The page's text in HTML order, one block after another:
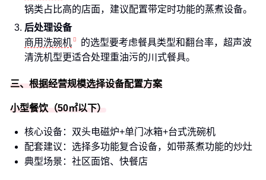
锅类占比高的店面，建议配置带定时功能的蒸煮设备。
后处理设备
商用洗碗机
的选型要考虑餐具类型和翻台率，超声波
清洗机型更适合处理重油污的川式餐具。
三、根据经营规模选择设备配置方案
小型餐饮（50㎡以下）
核心设备：双头电磁炉+单门冰箱+台式洗碗机
配套建议：选择多功能复合设备，如带蒸煮功能的炒灶
典型场景：社区面馆、快餐店